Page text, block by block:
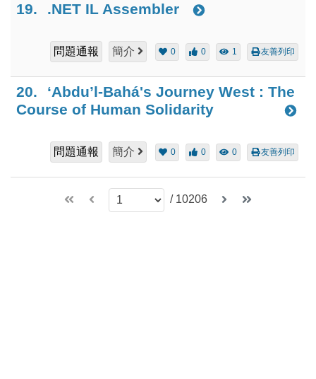
19. .NET IL Assembler
問題通報 簡介 0 0 1 友善列印
20.
‘Abdu’l-Bahá's Journey West : The
Course of Human Solidarity
問題通報 簡介 0 0 0 友善列印
/ 10206